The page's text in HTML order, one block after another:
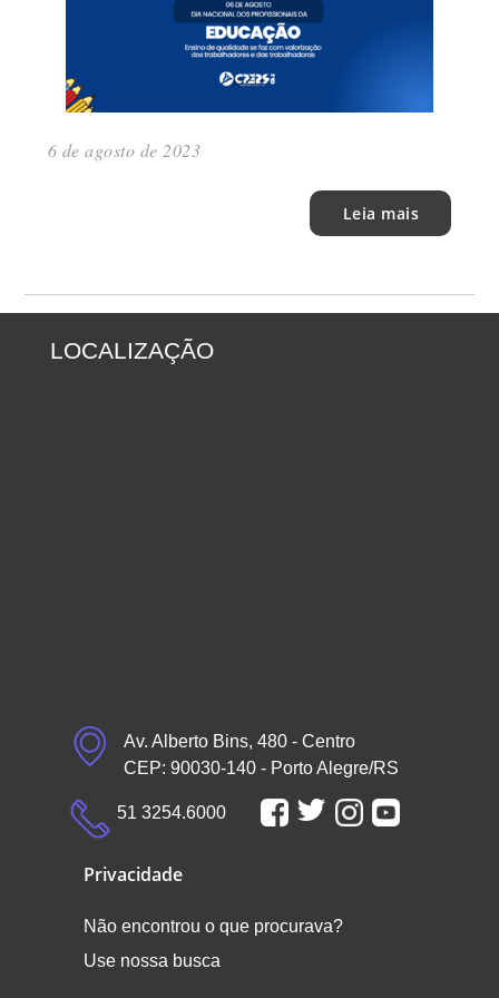
6 de agosto de 2023
Leia mais
LOCALIZAÇÃO
Av. Alberto Bins, 480 - Centro
CEP: 90030-140 - Porto Alegre/RS
51 3254.6000
Privacidade
Não encontrou o que procurava?
Use nossa busca